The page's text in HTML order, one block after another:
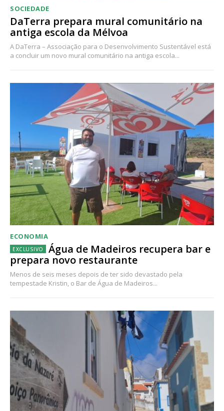
SOCIEDADE
DaTerra prepara mural comunitário na
antiga escola da Mélvoa
A DaTerra – Associação para o Desenvolvimento Sustentável está
a concluir um novo mural comunitário na antiga escola...
ECONOMIA
Água de Madeiros recupera bar e
prepara novo restaurante
Menos de seis meses depois de ter sido devastado pela
tempestade Kristin, o Bar de Água de Madeiros...